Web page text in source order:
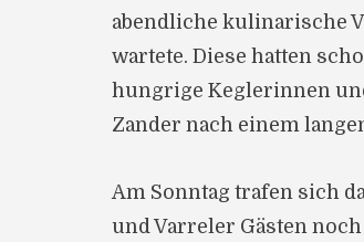
abendliche kulinarische
wartete. Diese hatten
hungrige Keglerinnen
Zander nach einem
Am Sonntag trafen sich
und Varreler Gästen